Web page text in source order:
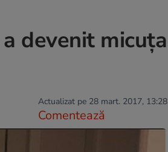
devenit micuța
Actualizat pe 28 mart. 2017, 13:28
Comentează